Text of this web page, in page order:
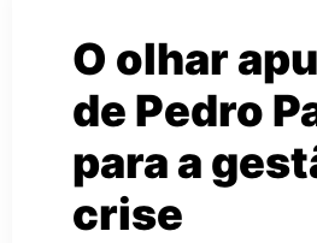
O olhar
de Pedro
para a
crise